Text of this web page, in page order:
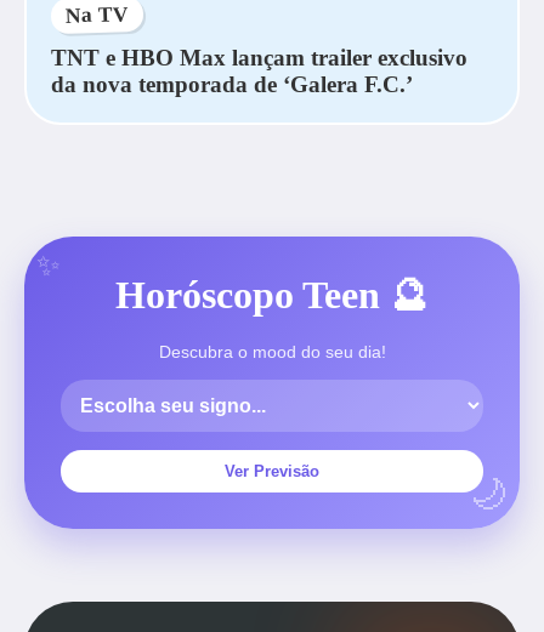
Na TV
TNT e HBO Max lançam trailer exclusivo
da nova temporada de ‘Galera F.C.’
Horóscopo Teen 🔮
Descubra o mood do seu dia!
Ver Previsão